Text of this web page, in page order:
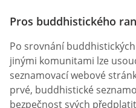
Pros buddhistického
Po srovnání
jinými komunitami lze
seznamovací webové
prvé, buddhistické
bezpečnost svých